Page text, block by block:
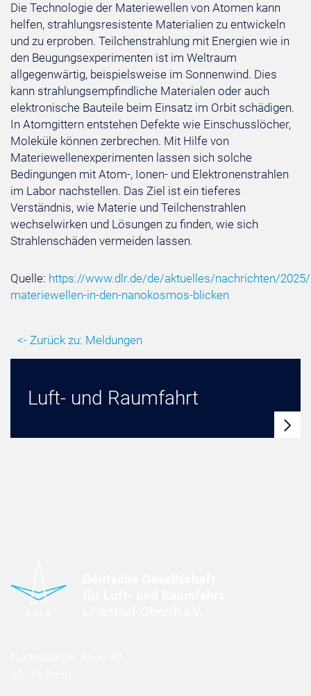
Die Technologie der Materiewellen von Atomen kann
helfen, strahlungsresistente Materialien zu entwickeln
und zu erproben. Teilchenstrahlung mit Energien wie in
den Beugungsexperimenten ist im Weltraum
allgegenwärtig, beispielsweise im Sonnenwind. Dies
kann strahlungsempfindliche Materialen oder auch
elektronische Bauteile beim Einsatz im Orbit schädigen.
In Atomgittern entstehen Defekte wie Einschusslöcher,
Moleküle können zerbrechen. Mit Hilfe von
Materiewellenexperimenten lassen sich solche
Bedingungen mit Atom-, Ionen- und Elektronenstrahlen
im Labor nachstellen. Das Ziel ist ein tieferes
Verständnis, wie Materie und Teilchenstrahlen
wechselwirken und Lösungen zu finden, wie sich
Strahlenschäden vermeiden lassen.
Quelle: https://www.dlr.de/de/aktuelles/nachrichten/
materiewellen-in-den-nanokosmos-blicken
<- Zurück zu: Meldungen
Luft- und Raumfahrt